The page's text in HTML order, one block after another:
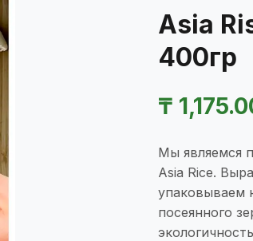
Asia
400гр
₸
Мы являемся
Asia Rice.
упаковываем
посеянного